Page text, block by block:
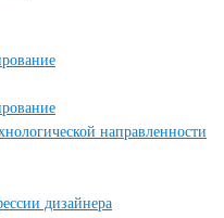
направленности
дизайнера